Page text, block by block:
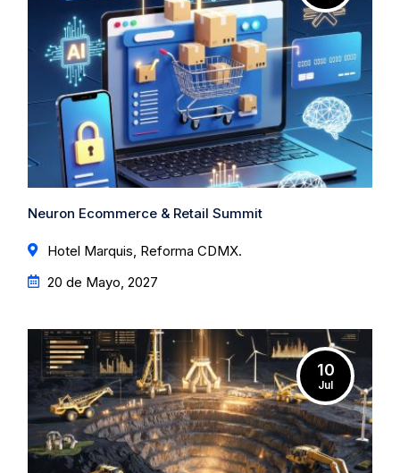
Neuron Ecommerce & Retail Summit
Hotel Marquis, Reforma CDMX.
20 de Mayo, 2027
10
Jul